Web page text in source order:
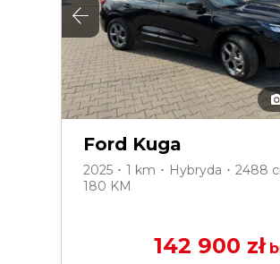
Ford Kuga
2025 ･ 1 km ･ Hybryda ･ 2488
180 KM
142 900 zł